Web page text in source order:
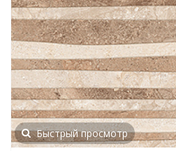
Быстрый просмотр